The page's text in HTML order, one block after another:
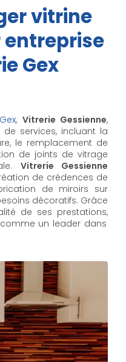
vitrine
Gex
, Vitrerie Gessienne,
services, incluant la
le remplacement de
de joints de vitrage
Vitrerie Gessienne
de crédences de
de miroirs sur
décoratifs. Grâce
de ses prestations,
un leader dans